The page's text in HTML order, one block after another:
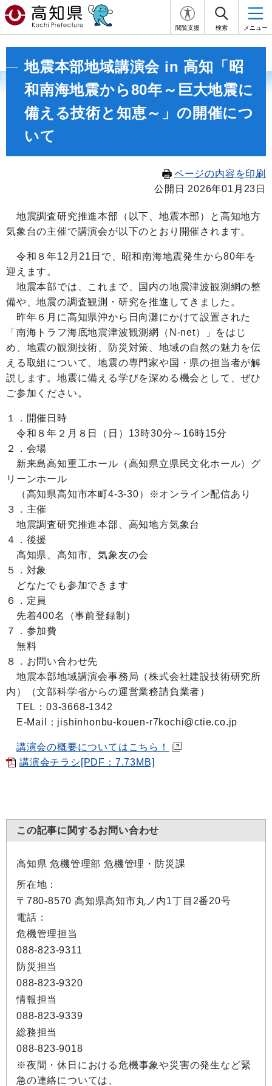
閲覧支援 検索 メニュー
地震本部地域講演会 in 高知「昭
和南海地震から80年～巨大地震に
備える技術と知恵～」の開催につ
いて
ページの内容を印刷
公開日 2026年01月23日
地震調査研究推進本部（以下、地震本部）と高知地方
気象台の主催で講演会が以下のとおり開催されます。
令和８年12月21日で、昭和南海地震発生から80年を
迎えます。
地震本部では、これまで、国内の地震津波観測網の整
備や、地震の調査観測・研究を推進してきました。
昨年６月に高知県沖から日向灘にかけて設置された
「南海トラフ海底地震津波観測網（N-net）」をはじ
め、地震の観測技術、防災対策、地域の自然の魅力を伝
える取組について、地震の専門家や国・県の担当者が解
説します。地震に備える学びを深める機会として、ぜひ
ご参加ください。
１．開催日時
令和８年２月８日（日）13時30分～16時15分
２．会場
新来島高知重工ホール（高知県立県民文化ホール）グ
リーンホール
（高知県高知市本町4-3-30）※オンライン配信あり
３．主催
地震調査研究推進本部、高知地方気象台
４．後援
高知県、高知市、気象友の会
５．対象
どなたでも参加できます
６．定員
先着400名（事前登録制）
７．参加費
無料
８．お問い合わせ先
地震本部地域講演会事務局（株式会社建設技術研究所
内）（文部科学省からの運営業務請負業者）
TEL：03-3668-1342
E-Mail：jishinhonbu-kouen-r7kochi@ctie.co.jp
講演会の概要についてはこちら！
講演会チラシ[PDF：7.73MB]
この記事に関するお問い合わせ
高知県 危機管理部 危機管理・防災課
所在地：
〒780-8570 高知県高知市丸ノ内1丁目2番20号
電話：
危機管理担当
088-823-9311
防災担当
088-823-9320
情報担当
088-823-9339
総務担当
088-823-9018
※夜間・休日における危機事象や災害の発生など緊
急の連絡については、